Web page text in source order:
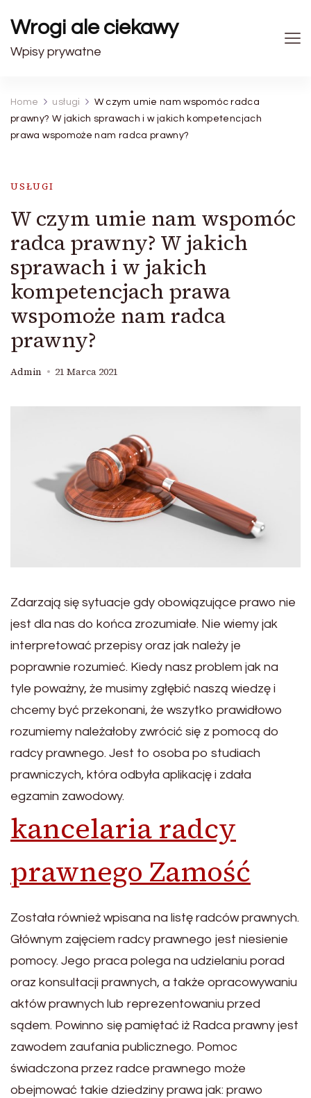
Wrogi ale ciekawy
Wpisy prywatne
Home usługi
W czym umie nam wspomóc radca
prawny? W jakich sprawach i w jakich kompetencjach
prawa wspomoże nam radca prawny?
USŁUGI
W czym umie nam wspomóc
radca prawny? W jakich
sprawach i w jakich
kompetencjach prawa
wspomoże nam radca
prawny?
Admin 21 Marca 2021
Zdarzają się sytuacje gdy obowiązujące prawo nie
jest dla nas do końca zrozumiałe. Nie wiemy jak
interpretować przepisy oraz jak należy je
poprawnie rozumieć. Kiedy nasz problem jak na
tyle poważny, że musimy zgłębić naszą wiedzę i
chcemy być przekonani, że wszytko prawidłowo
rozumiemy należałoby zwrócić się z pomocą do
radcy prawnego. Jest to osoba po studiach
prawniczych, która odbyła aplikację i zdała
egzamin zawodowy.
kancelaria radcy
prawnego Zamość
Została również wpisana na listę radców prawnych.
Głównym zajęciem radcy prawnego jest niesienie
pomocy. Jego praca polega na udzielaniu porad
oraz konsultacji prawnych, a także opracowywaniu
aktów prawnych lub reprezentowaniu przed
sądem. Powinno się pamiętać iż Radca prawny jest
zawodem zaufania publicznego. Pomoc
świadczona przez radce prawnego może
obejmować takie dziedziny prawa jak: prawo